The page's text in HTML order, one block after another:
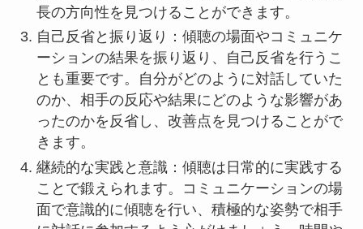
長の方向性を見つけることができます。
自己反省と振り返り：傾聴の場面やコミュニケ
ーションの結果を振り返り、自己反省を行うこ
とも重要です。自分がどのように対話していた
のか、相手の反応や結果にどのような影響があ
ったのかを反省し、改善点を見つけることがで
きます。
継続的な実践と意識：傾聴は日常的に実践する
ことで鍛えられます。コミュニケーションの場
面で意識的に傾聴を行い、積極的な姿勢で相手